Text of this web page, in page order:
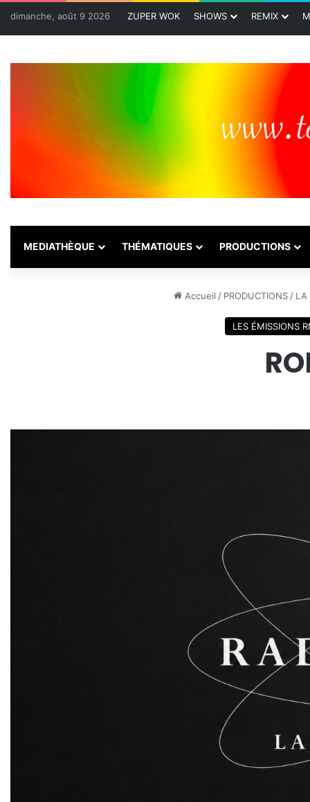
dimanche, août 9 2026 ZUPER WOK SHOWS REMIX
MEDIATHÈQUE THÉMATIQUES PRODUCTIONS
Accueil / PRODUCTIONS / LA
LES ÉMISSIONS